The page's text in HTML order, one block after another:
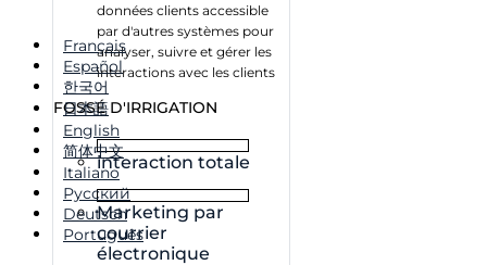
données clients accessible
par d'autres systèmes pour
analyser, suivre et gérer les
interactions avec les clients
FOSSÉ D'IRRIGATION
interaction totale
Marketing par
courrier
électronique
Français
Español
한국어
日本語
English
简体中文
Italiano
Русский
Deutsch
Português